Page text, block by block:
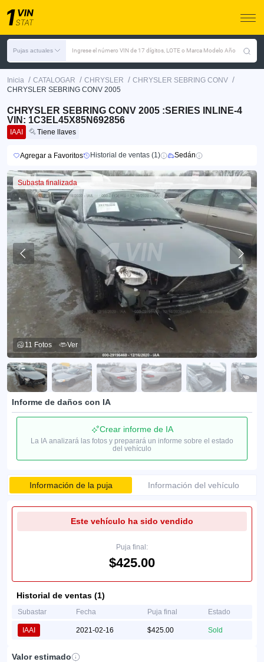
Pujas actuales Ingrese el número VIN de 17 dígitos, LOTE o Marca Modelo Año
Inicia / CATALOGAR / CHRYSLER / CHRYSLER SEBRING CONV /
CHRYSLER SEBRING CONV 2005
CHRYSLER SEBRING CONV 2005 :SERIES INLINE-4
VIN: 1C3EL45X85N692856
IAAI Tiene llaves
Agregar a Favoritos Historial de ventas (1) Sedán
Subasta finalizada
11 Fotos Ver
Informe de daños con IA
Crear informe de IA
La IA analizará las fotos y preparará un informe sobre el estado
del vehículo
Información de la puja Información del vehículo
Este vehículo ha sido vendido
Puja final:
$425.00
Historial de ventas (1)
Subastar Fecha Puja final Estado
IAAI 2021-02-16 $425.00 Sold
Valor estimado